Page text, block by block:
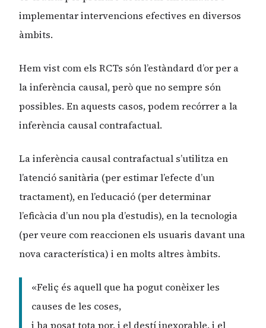
implementar intervencions efectives en diversos
àmbits.
Hem vist com els RCTs són l’estàndard d’or per a
la inferència causal, però que no sempre són
possibles. En aquests casos, podem recórrer a la
inferència causal contrafactual.
La inferència causal contrafactual s’utilitza en
l’atenció sanitària (per estimar l’efecte d’un
tractament), en l’educació (per determinar
l’eficàcia d’un nou pla d’estudis), en la tecnologia
(per veure com reaccionen els usuaris davant una
nova característica) i en molts altres àmbits.
«Feliç és aquell que ha pogut conèixer les
causes de les coses,
i ha posat tota por, i el destí inexorable, i el